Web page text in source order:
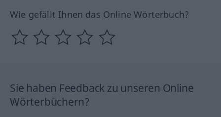
Wie gefällt Ihnen das Online Wörterbuch?
Sie haben Feedback zu unseren Online
Wörterbüchern?